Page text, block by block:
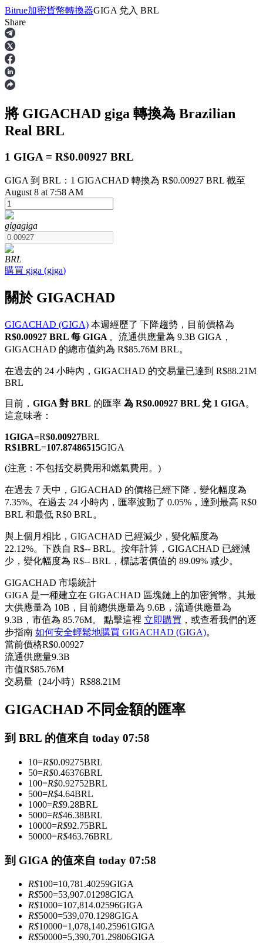
合約
USDT永續
多種以USDT結算的永續合約
幣本位永續
以數字貨幣為保證金的永續合約
TradFi
美股、外匯、貴金屬及大宗商品衍生性商品
USDC永續
多種以USDC結算的永續合約
跟單
與頂尖交易專家同行
成為跟單交易員
Bitrue加密貨幣轉換器GIGA 兌入 BRL
Share
將 GIGACHAD giga 轉換為 Brazilian
Real BRL
1 GIGA = R$0.00927 BRL
GIGA 到 BRL：1 GIGACHAD 轉換為 R$0.00927 BRL 截至
August 8 at 7:58 AM
gigagiga
BRL
購買 giga (giga)
關於 GIGACHAD
GIGACHAD (GIGA) 本週經歷了 下降趨勢，目前價格為
R$0.00927 BRL 每 GIGA 。流通供應量為 9.3B GIGA，
GIGACHAD 的總市值約為 R$85.76M BRL。
在過去的 24 小時內，GIGACHAD 的交易量已達到 R$88.21M
BRL
目前， GIGA 對 BRL 的匯率 為 R$0.00927 BRL 兌 1 GIGA。
這意味著：
1GIGA=R$0.00927BRL
R$1BRL=107.87486515GIGA
(注意：不包括交易費用和燃氣費用。)
在過去 7 天中，GIGACHAD 的價格已經下降，變化幅度為
7.35%。 在過去 24 小時內，匯率波動了 0.05%，達到最高 R$0
BRL 和最低 R$0 BRL。
與上個月相比，GIGACHAD 已經減少，變化幅度為
22.12%。下跌自 R$-- BRL。 按年計算，GIGACHAD 已經減
少，變化幅度為 R$-- BRL，標誌著價值的 89.09% 减少。
GIGACHAD 市場統計
GIGA 是一種建立在 GIGACHAD 區塊鏈上的加密貨幣。其最
大供應量為 10B，目前總供應量為 9.6B，流通供應量為
9.3B，市值為 85.76M。 點擊這裡 立即購買 ，或查看我們的逐
步指南 如何安全輕鬆地購買 GIGACHAD (GIGA)。
當前價格R$0.00927
流通供應量9.3B
市值R$85.76M
交易量（24小時） R$88.21M
GIGACHAD 不同金額的匯率
到 BRL 的值來自 today 07:58
10=R$0.09275BRL
50=R$0.46376BRL
100=R$0.92752BRL
500=R$4.64BRL
1000=R$9.28BRL
5000=R$46.38BRL
10000=R$92.75BRL
50000=R$463.76BRL
到 GIGA 的值來自 today 07:58
R$100=10,781.40259GIGA
R$500=53,907.01298GIGA
R$1000=107,814.02596GIGA
R$5000=539,070.1298GIGA
R$10000=1,078,140.25961GIGA
R$50000=5,390,701.29806GIGA